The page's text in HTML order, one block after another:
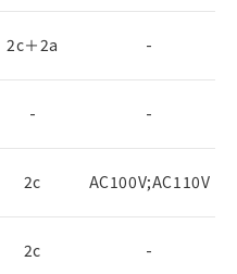
2c＋2a -
- -
2c AC100V;AC110V
2c -
ないが在庫あり
の在庫状況につ
価格照会結果は、
時点での社内デー
際の在庫および標
合があることをご
び標準価格はお客
はお客様担当のオ
店・当社販売員に
売店や当社販売拠